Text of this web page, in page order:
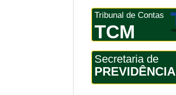
Tribunal de Contas
TCM
Secretaria de
PREVIDÊNCIA